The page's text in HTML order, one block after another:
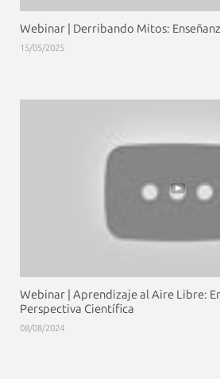
Webinar | Derribando Mitos:
15/05/2025
Webinar | Aprendizaje al Aire Libre:
Perspectiva Científica
08/08/2024